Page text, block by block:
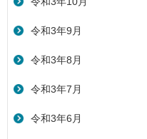
令和3年9月
令和3年8月
令和3年7月
令和3年6月